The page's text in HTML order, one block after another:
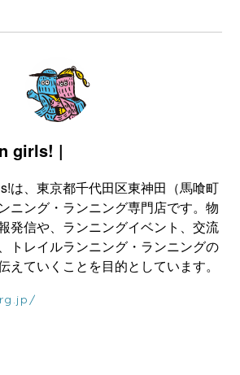
girls! |
は、東京都千代田区東神田（馬喰町
ニング・ランニング専門店です。物
発信や、ランニングイベント、交流
トレイルランニング・ランニングの
えていくことを目的としています。